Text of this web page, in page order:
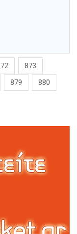
873
879 880